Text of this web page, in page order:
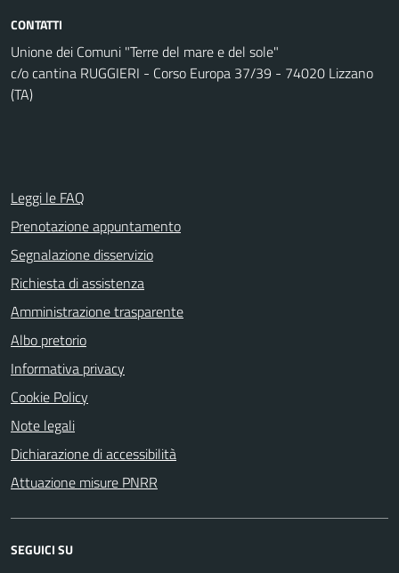
CONTATTI
Unione dei Comuni "Terre del mare e del sole"
c/o cantina RUGGIERI - Corso Europa 37/39 - 74020 Lizzano
(TA)
Leggi le FAQ
Prenotazione appuntamento
Segnalazione disservizio
Richiesta di assistenza
Amministrazione trasparente
Albo pretorio
Informativa privacy
Cookie Policy
Note legali
Dichiarazione di accessibilità
Attuazione misure PNRR
SEGUICI SU